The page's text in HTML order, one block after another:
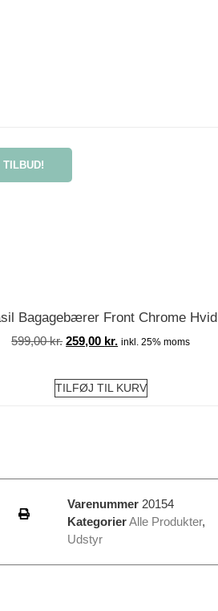
TILBUD!
Bagagebærer Front Chrome Hvid
599,00kr. 259,00 kr. inkl. 25% moms
TILFØJ TIL KURV
Varenummer 20154
KategorierAlle Produkter,
Udstyr